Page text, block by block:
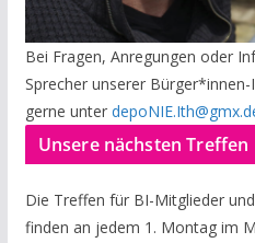
Bei Fragen, Anregungen oder
Sprecher unserer
gerne unter
Unsere nächsten Treffen
Die Treffen für BI-Mitglieder
finden an jedem 1. Montag im